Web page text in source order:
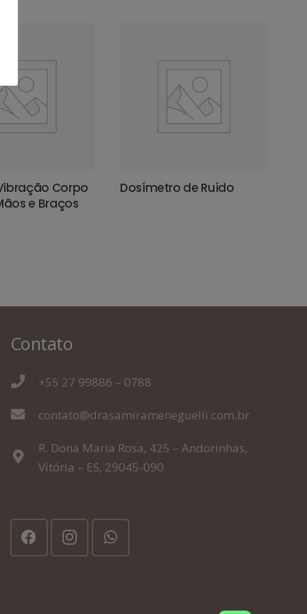
Corpo
e Braços
Dosímetro de Ruído
Contato
+55 27 99886 – 0788
contato@drasamirameneguelli.com.br
R. Dona Maria Rosa, 425 – Andorinhas,
Vitória – ES, 29045-090